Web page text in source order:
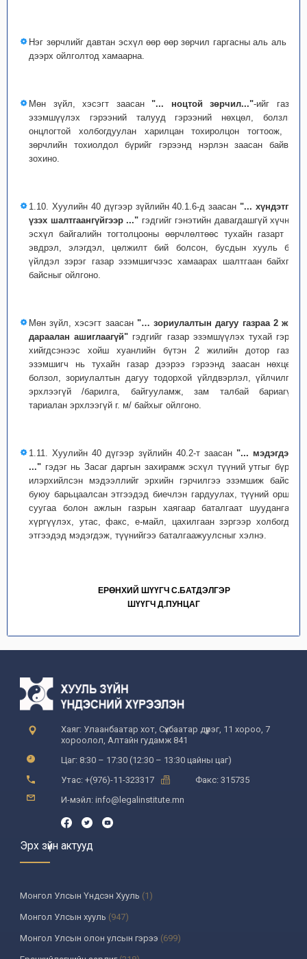
Нэг зөрчлийг давтан эсхүл өөр өөр зөрчил гаргасны аль аль нь
дээрх ойлголтод хамаарна.
Мөн зүйл, хэсэгт заасан"... ноцтой зөрчил..."-ийг газар
эзэмшүүлэх гэрээний талууд гэрээний нөхцөл, болзлын
онцлогтой холбогдуулан харилцан тохиролцон тогтоож, уг
зөрчлийн тохиолдол бүрийг гэрээнд нэрлэн заасан байвал
зохино.
1.10. Хуулийн 40 дүгээр зүйлийн 40.1.6-д заасан"... хүндэтгэн
үзэх шалтгаангүйгээр ..." гэдгийг гэнэтийн давагдашгүй хүчний
эсхүл байгалийн тогтолцооны өөрчлөлтөөс тухайн газарт нь
эвдрэл, элэгдэл, цөлжилт бий болсон, бусдын хууль бус
үйлдэл зэрэг газар эзэмшигчээс хамаарах шалтгаан байхгүй
байсныг ойлгоно.
Мөн зүйл, хэсэгт заасан "… зориулалтын дагуу газраа 2 жил
дараалан ашиглаагүй" гэдгийг газар эзэмшүүлэх тухай гэрээ
хийгдсэнээс хойш хуанлийн бүтэн 2 жилийн дотор газар
эзэмшигч нь тухайн газар дээрээ гэрээнд заасан нөхцөл,
болзол, зориулалтын дагуу тодорхой үйлдвэрлэл, үйлчилгээ
эрхлээгүй /барилга, байгууламж, зам талбай бариагүй,
тариалан эрхлээгүй г. м/ байхыг ойлгоно.
1.11. Хуулийн 40 дүгээр зүйлийн 40.2-т заасан "... мэдэгдэнэ
..." гэдэг нь Засаг даргын захирамж эсхүл түүний утгыг бүрэн
илэрхийлсэн мэдээллийг эрхийн гэрчилгээ эзэмшиж байсан
буюу барьцаалсан этгээдэд биечлэн гардуулах, түүний оршин
суугаа болон ажлын газрын хаягаар баталгаат шуудангаар
хүргүүлэх, утас, факс, е-майл, цахилгаан зэргээр холбогдох
этгээдэд мэдэгдэж, түүнийгээ баталгаажуулсныг хэлнэ.
ЕРӨНХИЙ ШҮҮГЧ С.БАТДЭЛГЭР
ШҮҮГЧ Д.ПУНЦАГ
Хаяг: Улаанбаатар хот, Сүхбаатар дүүрэг, 11 хороо, 7
хороолол, Алтайн гудамж 841
Цаг: 8:30 – 17:30 (12:30 – 13:30 цайны цаг)
Утас: +(976)-11-323317
Факс: 315735
И-мэйл: info@legalinstitute.mn
Эрх зүйн актууд
Монгол Улсын Үндсэн Хууль (1)
Монгол Улсын хууль (947)
Монгол Улсын олон улсын гэрээ (699)